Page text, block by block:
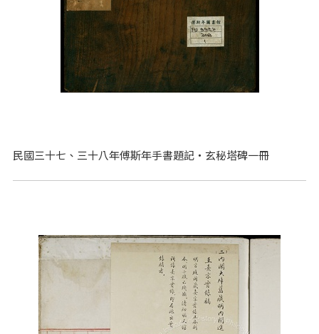
民國三十七、三十八年傅斯年手書題記‧玄秘塔碑一冊